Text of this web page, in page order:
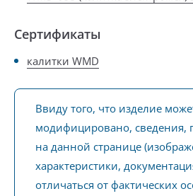
Сертификаты
калитки WMD
Ввиду того, что изделие
модифицировано, сведения,
на данной странице
характеристики,
отличаться от фактических